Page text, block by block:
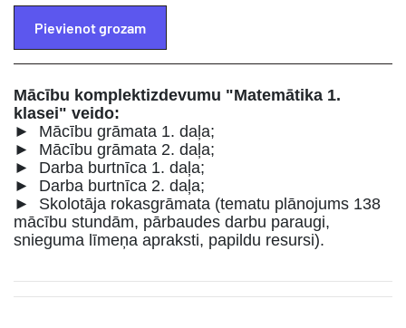
Pievienot grozam
Mācību komplektizdevumu "Matemātika 1.
klasei" veido:
► Mācību grāmata 1. daļa;
► Mācību grāmata 2. daļa;
► Darba burtnīca 1. daļa;
► Darba burtnīca 2. daļa;
► Skolotāja rokasgrāmata (tematu plānojums 138
mācību stundām, pārbaudes darbu paraugi,
snieguma līmeņa apraksti, papildu resursi).